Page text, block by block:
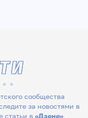
сообщества
за новостями в
статьи в «Дзене»,